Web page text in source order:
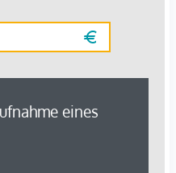
OpenStreetMap
INFINA Credit Broker
Allfällige aus dem